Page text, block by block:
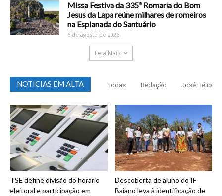
Missa Festiva da 335ª Romaria do Bom
Jesus da Lapa reúne milhares de romeiros
na Esplanada do Santuário
6 de agosto de 2026
Leia Mais
NOTICIAS EM ALTA Todas Redação José Hélio
TSE define divisão do horário
eleitoral e participação em
Descoberta de aluno do IF
Baiano leva à identificação de